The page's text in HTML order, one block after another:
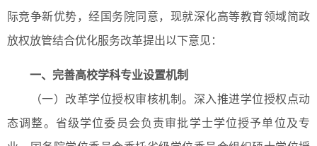
际竞争新优势，经国务院同意，现就深化高等教育领域简政
放权放管结合优化服务改革提出以下意见：
一、完善高校学科专业设置机制
（一）改革学位授权审核机制。深入推进学位授权点动
态调整。省级学位委员会负责审批学士学位授予单位及专